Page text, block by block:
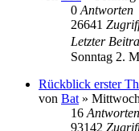
0 Antworten
26641
Letzter
Sonntag 2.
Rückblick erster
von Bat »
16 Antworten
93142